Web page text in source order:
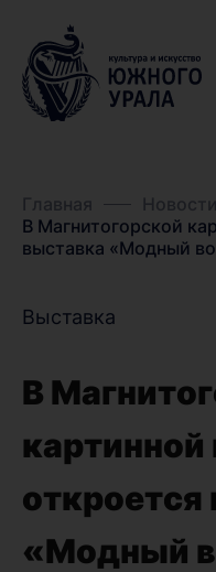
Главная
Новости
В Магнитогорской
выставка «Модный
Выставка
В
картинной
откроется
«Модный